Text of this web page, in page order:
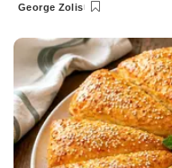
Posted
George Zolis